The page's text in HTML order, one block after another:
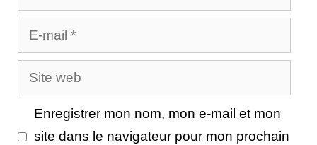
E-
mail
Site
web
Enregistrer mon nom, mon e-mail et mon
site dans le navigateur pour mon prochain